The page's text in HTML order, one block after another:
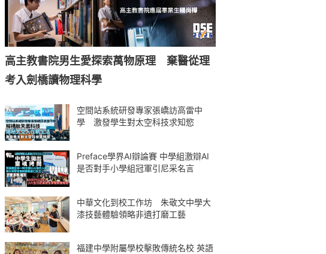
高主教書院男生愛探索萬物原理 棄醫從理
考入劍橋讀物理科學
空間站系統研發專家張嶠訪高雷中
學 激發學生對太空科技求知慾
Preface學界AI辯論賽 中學組激辯AI
是否對手小學組冠軍引尼采名言
中華文化到校工作坊 朱敬文中學大
漆技藝體驗領略非遺打磨工藝
福建中學附屬學校擊敗傳統名校 英語